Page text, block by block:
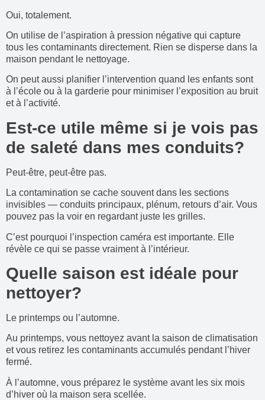
Oui, totalement.
On utilise de l’aspiration à pression négative qui capture
tous les contaminants directement. Rien se disperse dans la
maison pendant le nettoyage.
On peut aussi planifier l’intervention quand les enfants sont
à l’école ou à la garderie pour minimiser l’exposition au bruit
et à l’activité.
Est-ce utile même si je vois pas
de saleté dans mes conduits?
Peut-être, peut-être pas.
La contamination se cache souvent dans les sections
invisibles — conduits principaux, plénum, retours d’air. Vous
pouvez pas la voir en regardant juste les grilles.
C’est pourquoi l’inspection caméra est importante. Elle
révèle ce qui se passe vraiment à l’intérieur.
Quelle saison est idéale pour
nettoyer?
Le printemps ou l’automne.
Au printemps, vous nettoyez avant la saison de climatisation
et vous retirez les contaminants accumulés pendant l’hiver
fermé.
À l’automne, vous préparez le système avant les six mois
d’hiver où la maison sera scellée.